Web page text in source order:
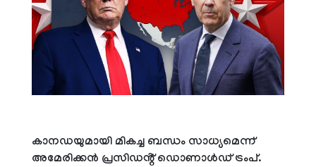
കാനഡയുമായി മികച്ച ബന്ധം സാധ്യമെന്ന്
അമേരിക്കൻ പ്രസിഡൻ്റ് ഡൊണാള്‍ഡ് ട്രംപ്.